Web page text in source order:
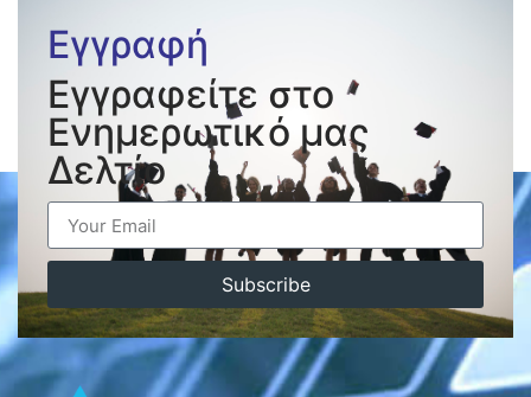
Εγγραφή
Εγγραφείτε στο
Ενημερωτικό μας
Δελτίο
Subscribe